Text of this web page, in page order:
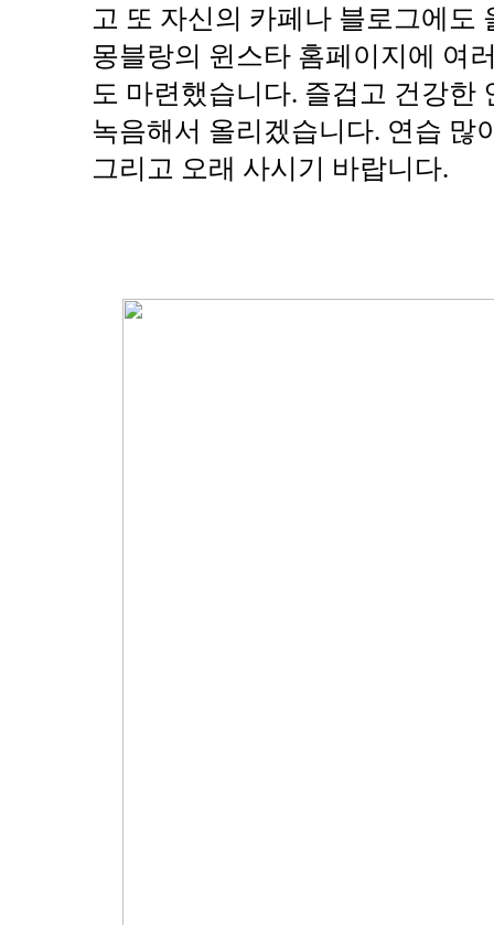
고 또 자신의 카페나 블로그에도
몽블랑의 윈스타 홈페이지에 여
도 마련했습니다. 즐겁고 건강한
녹음해서 올리겠습니다. 연습 많
그리고 오래 사시기 바랍니다.